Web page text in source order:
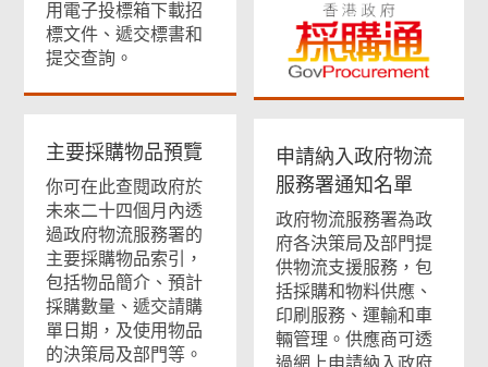
用電子投標箱下載招
標文件、遞交標書和
提交查詢。
主要採購物品預覽
你可在此查閱政府於
未來二十四個月內透
過政府物流服務署的
主要採購物品索引，
包括物品簡介、預計
採購數量、遞交請購
單日期，及使用物品
的決策局及部門等。
申請納入政府物流
服務署通知名單
政府物流服務署為政
府各決策局及部門提
供物流支援服務，包
括採購和物料供應、
印刷服務、運輸和車
輛管理。供應商可透
過網上申請納入政府